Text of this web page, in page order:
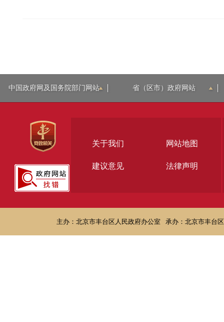
中国政府网及国务院部门网站 省（区市）政府网站
关于我们 网站地图
建议意见 法律声明
主办：北京市丰台区人民政府办公室 承办：北京市丰台